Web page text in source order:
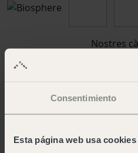
Consentimiento
Esta página web usa cookies
Nostres
Cala
San